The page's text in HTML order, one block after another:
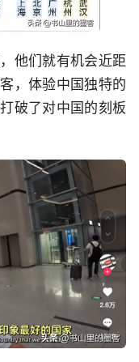
他们就有机会近距
，体验中国独特的
破了对中国的刻板